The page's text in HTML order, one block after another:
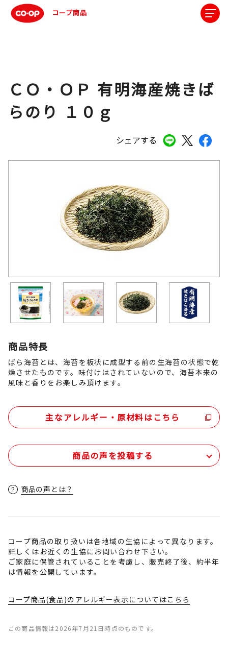
コープ商品
シェアする
ＣＯ・ＯＰ 有明海産焼きば
らのり １０ｇ
商品特長
ばら海苔とは、海苔を板状に成型する前の生海苔の状態で乾
燥させたものです。味付けはされていないので、海苔本来の
風味と香りをお楽しみ頂けます。
主なアレルギー・原材料はこちら
商品の声を投稿する
商品の声とは？
コープ商品の取り扱いは各地域の生協によって異なります。
詳しくはお近くの生協にお問い合わせ下さい。
ご家庭に保管されていることを考慮し、販売終了後、約半年
は情報を公開しています。
コープ商品(食品)のアレルギー表示についてはこちら
この商品情報は2026年7月21日時点のものです。